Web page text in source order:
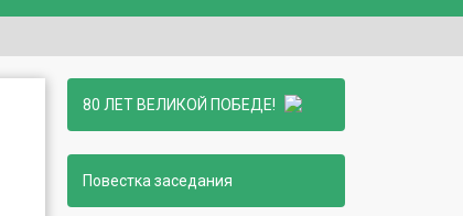
80 ЛЕТ ВЕЛИКОЙ ПОБЕДЕ!
Повестка заседания